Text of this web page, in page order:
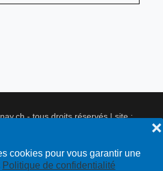
cookies pour vous garantir une
Politique de confidentialité
❌
- tous droits réservés | site :